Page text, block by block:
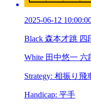
2025-06-12
Black 森本才跳 四
White 田中悠一 六
Strategy: 相振り飛
Handicap: 平手